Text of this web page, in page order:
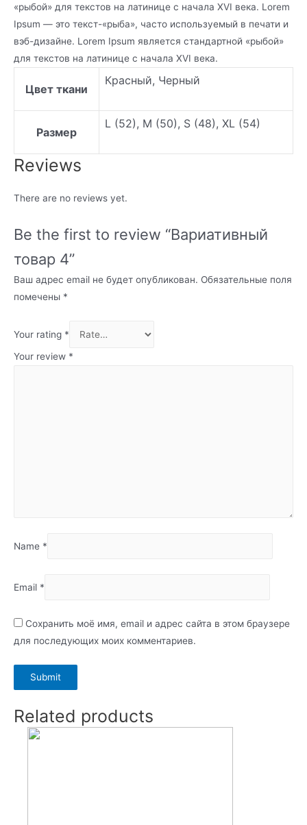
«рыбой» для текстов на латинице с начала XVI века. Lorem
Ipsum — это текст-«рыба», часто используемый в печати и
вэб-дизайне. Lorem Ipsum является стандартной «рыбой»
для текстов на латинице с начала XVI века.
Цвет ткани
Красный, Черный
Размер
L (52), M (50), S (48), XL (54)
Reviews
There are no reviews yet.
Be the first to review “Вариативный
товар 4”
Ваш адрес email не будет опубликован. Обязательные поля
помечены *
Your rating *
Your review *
Name *
Email *
Сохранить моё имя, email и адрес сайта в этом браузере
для последующих моих комментариев.
Related products